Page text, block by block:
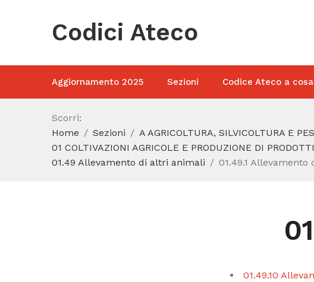
Codici Ateco
Aggiornamento 2025 Sezioni Codice Ateco a
Scorri:
Home
Sezioni
A AGRICOLTURA, SILVICOLTURA E
01 COLTIVAZIONI AGRICOLE E PRODUZIONE DI
01.49 Allevamento di altri animali
01.49.1 Allevamento
01.49.10